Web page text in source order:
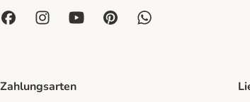
Zahlungsarten